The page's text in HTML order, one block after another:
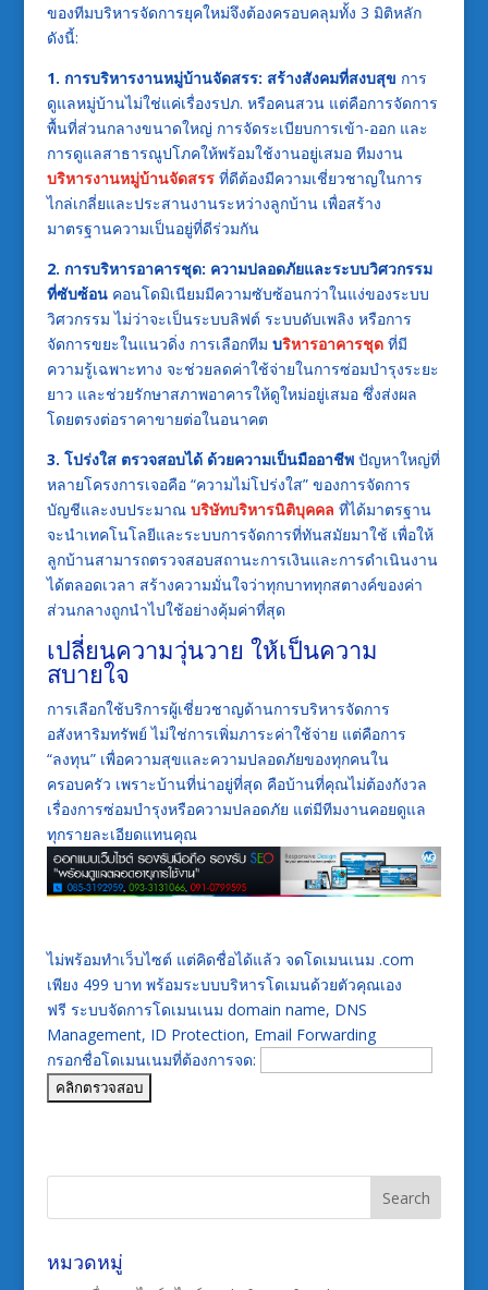
ของทีมบริหารจัดการยุคใหม่จึงต้องครอบคลุมทั้ง 3 มิติหลัก
ดังนี้:
1. การบริหารงานหมู่บ้านจัดสรร: สร้างสังคมที่สงบสุข การ
ดูแลหมู่บ้านไม่ใช่แค่เรื่องรปภ. หรือคนสวน แต่คือการจัดการ
พื้นที่ส่วนกลางขนาดใหญ่ การจัดระเบียบการเข้า-ออก และ
การดูแลสาธารณูปโภคให้พร้อมใช้งานอยู่เสมอ ทีมงาน
บริหารงานหมู่บ้านจัดสรรที่ดีต้องมีความเชี่ยวชาญในการ
ไกล่เกลี่ยและประสานงานระหว่างลูกบ้าน เพื่อสร้าง
มาตรฐานความเป็นอยู่ที่ดีร่วมกัน
2. การบริหารอาคารชุด: ความปลอดภัยและระบบวิศวกรรม
ที่ซับซ้อนคอนโดมิเนียมมีความซับซ้อนกว่าในแง่ของระบบ
วิศวกรรม ไม่ว่าจะเป็นระบบลิฟต์ ระบบดับเพลิง หรือการ
จัดการขยะในแนวดิ่ง การเลือกทีม บริหารอาคารชุดที่มี
ความรู้เฉพาะทาง จะช่วยลดค่าใช้จ่ายในการซ่อมบำรุงระยะ
ยาว และช่วยรักษาสภาพอาคารให้ดูใหม่อยู่เสมอ ซึ่งส่งผล
โดยตรงต่อราคาขายต่อในอนาคต
3. โปร่งใส ตรวจสอบได้ ด้วยความเป็นมืออาชีพปัญหาใหญ่ที่
หลายโครงการเจอคือ “ความไม่โปร่งใส” ของการจัดการ
บัญชีและงบประมาณ บริษัทบริหารนิติบุคคล ที่ได้มาตรฐาน
จะนำเทคโนโลยีและระบบการจัดการที่ทันสมัยมาใช้ เพื่อให้
ลูกบ้านสามารถตรวจสอบสถานะการเงินและการดำเนินงาน
ได้ตลอดเวลา สร้างความมั่นใจว่าทุกบาททุกสตางค์ของค่า
ส่วนกลางถูกนำไปใช้อย่างคุ้มค่าที่สุด
เปลี่ยนความวุ่นวาย ให้เป็นความ
สบายใจ
การเลือกใช้บริการผู้เชี่ยวชาญด้านการบริหารจัดการ
อสังหาริมทรัพย์ ไม่ใช่การเพิ่มภาระค่าใช้จ่าย แต่คือการ
“ลงทุน” เพื่อความสุขและความปลอดภัยของทุกคนใน
ครอบครัว เพราะบ้านที่น่าอยู่ที่สุด คือบ้านที่คุณไม่ต้องกังวล
เรื่องการซ่อมบำรุงหรือความปลอดภัย แต่มีทีมงานคอยดูแล
ทุกรายละเอียดแทนคุณ
ไม่พร้อมทำเว็บไซต์ แต่คิดชื่อได้แล้ว จดโดเมนเนม .com
เพียง 499 บาท พร้อมระบบบริหารโดเมนด้วยตัวคุณเอง
ฟรี ระบบจัดการโดเมนเนม domain name, DNS
Management, ID Protection, Email Forwarding
กรอกชื่อโดเมนเนมที่ต้องการจด:
หมวดหมู่